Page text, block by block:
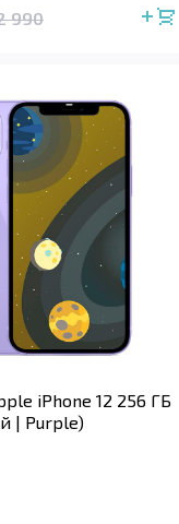
990
iPhone 12 256 ГБ
| Purple)